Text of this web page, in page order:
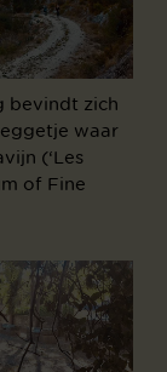
bevindt zich
waar
(‘Les
of Fine